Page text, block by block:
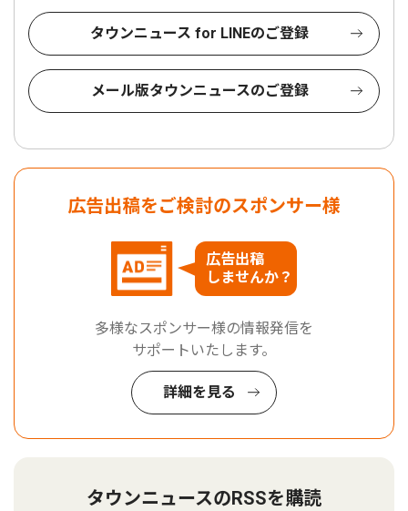
タウンニュース for LINEのご登録
メール版タウンニュースのご登録
広告出稿をご検討のスポンサー様
広告出稿
しませんか？
多様なスポンサー様の情報発信を
サポートいたします。
詳細を見る
タウンニュースのRSSを購読